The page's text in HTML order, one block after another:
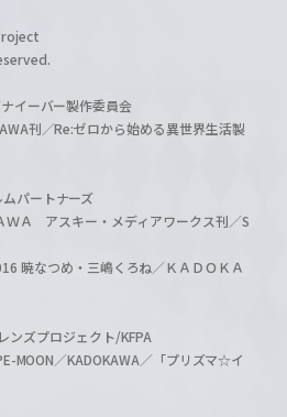
イーバー製作委員会
刊／Re:ゼロから始める異世界生活製
パートナーズ
Ａ アスキー・メディアワークス刊／S
暁なつめ・三嶋くろね／ＫＡＤＯＫＡ
ズプロジェクト/KFPA
MOON／KADOKAWA／「プリズマ☆イ